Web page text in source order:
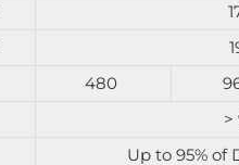
480
>
Up to 95% of